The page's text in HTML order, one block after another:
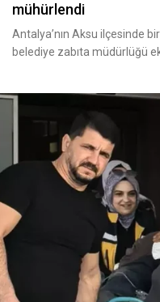
mühürlendi
Antalya’nın Aksu ilçesinde
belediye zabıta müdürlüğü